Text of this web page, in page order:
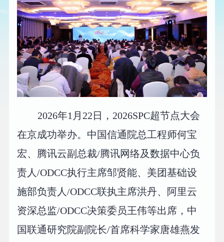
2026年1月22日，2026SPC超节点大会
在京成功举办。中国信通院总工程师何宝
宏、腾讯云副总裁/腾讯网络及数据中心负
责人/ODCC执行主席邹贤能、美团基础设
施部负责人/ODCC联执主席洪丹、阿里云
资深总监/ODCC决策委员王伟等出席，中
国联通研究院副院长/首席科学家唐雄燕发